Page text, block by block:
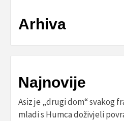
Arhiva
Najnovije
Asiz je „drugi dom“ svakog
mladi s Humca doživjeli